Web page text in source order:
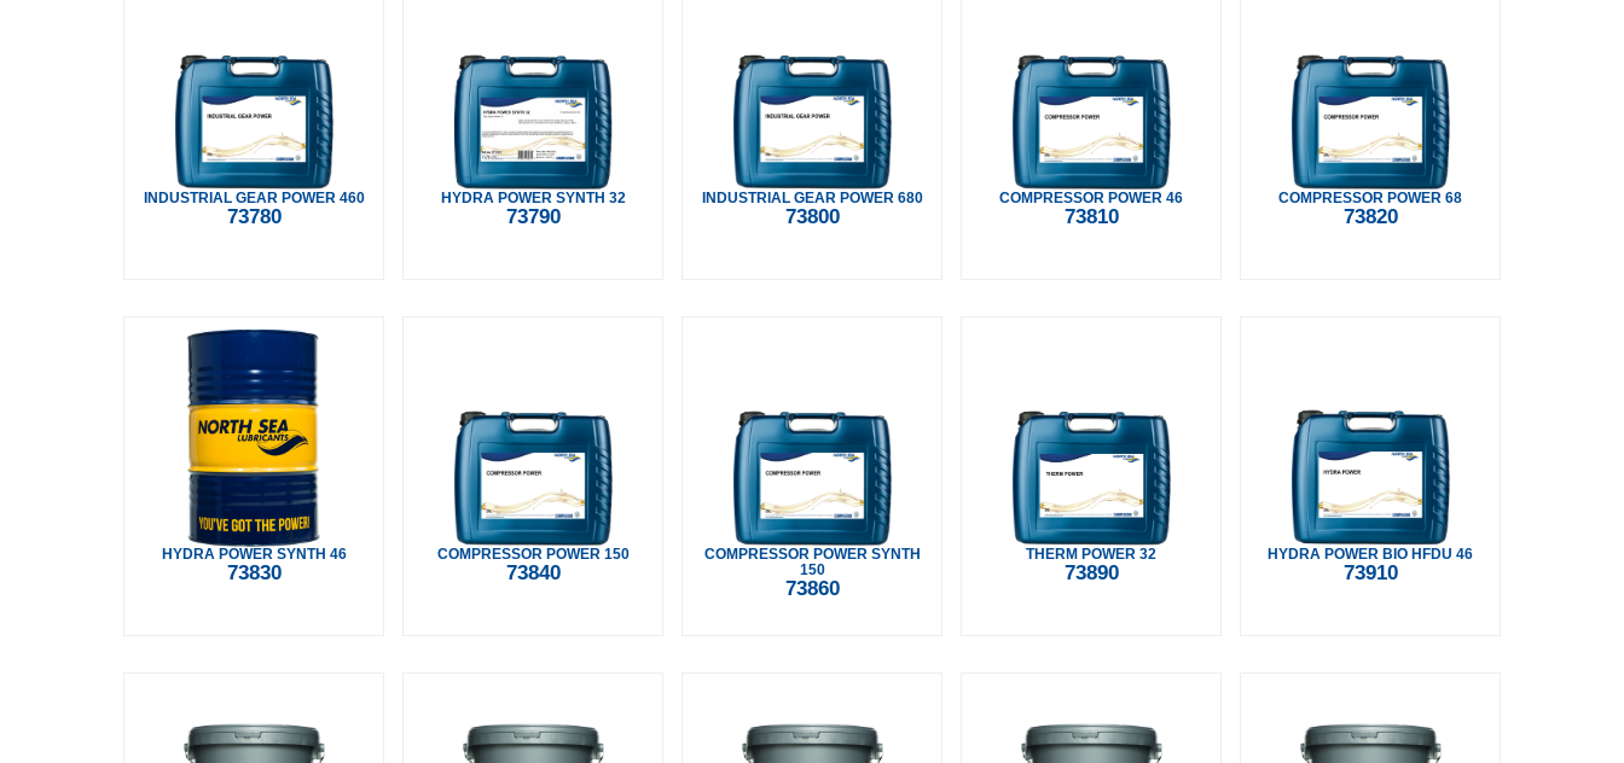
INDUSTRIAL GEAR POWER 460
73780
HYDRA POWER SYNTH 32
73790
INDUSTRIAL GEAR POWER 680
73800
COMPRESSOR POWER 46
73810
COMPRESSOR POWER 68
73820
HYDRA POWER SYNTH 46
73830
COMPRESSOR POWER 150
73840
COMPRESSOR POWER SYNTH
150
73860
THERM POWER 32
73890
HYDRA POWER BIO HFDU 46
73910